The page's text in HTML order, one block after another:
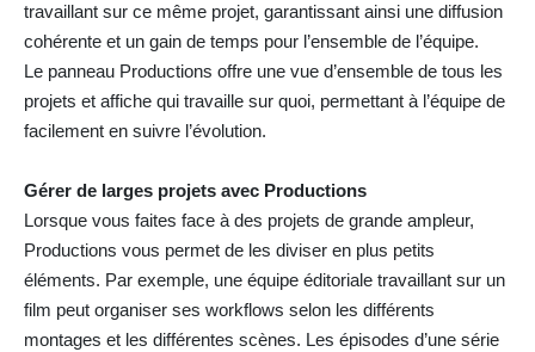
travaillant sur ce même projet, garantissant ainsi une diffusion
cohérente et un gain de temps pour l’ensemble de l’équipe.
Le panneau Productions offre une vue d’ensemble de tous les
projets et affiche qui travaille sur quoi, permettant à l’équipe de
facilement en suivre l’évolution.
Gérer de larges projets avec Productions
Lorsque vous faites face à des projets de grande ampleur,
Productions vous permet de les diviser en plus petits
éléments. Par exemple, une équipe éditoriale travaillant sur un
film peut organiser ses workflows selon les différents
montages et les différentes scènes. Les épisodes d’une série